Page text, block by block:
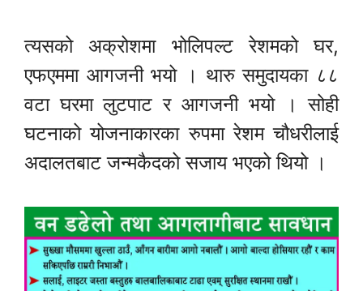
त्यसको अक्रोशमा भोलिपल्ट रेशमको घर,
एफएममा आगजनी भयो । थारु समुदायका ८८
वटा घरमा लुटपाट र आगजनी भयो । सोही
घटनाको योजनाकारका रुपमा रेशम चौधरीलाई
अदालतबाट जन्मकैदको सजाय भएको थियो ।